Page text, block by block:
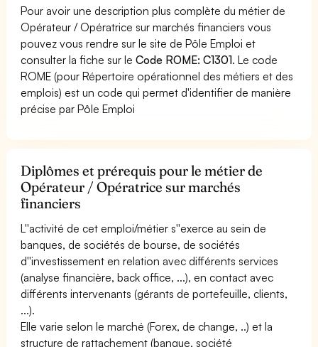
Pour avoir une description plus complète du métier de
Opérateur / Opératrice sur marchés financiers vous
pouvez vous rendre sur le site de Pôle Emploi et
consulter la fiche sur leCode ROME: C1301. Le code
ROME (pour Répertoire opérationnel des métiers et des
emplois) est un code qui permet d'identifier de manière
précise par Pôle Emploi
Diplômes et prérequis pour le métier de
Opérateur / Opératrice sur marchés
financiers
L''activité de cet emploi/métier s''exerce au sein de
banques, de sociétés de bourse, de sociétés
d''investissement en relation avec différents services
(analyse financière, back office, ...), en contact avec
différents intervenants (gérants de portefeuille, clients,
...).
Elle varie selon le marché (Forex, de change, ..) et la
structure de rattachement (banque, société